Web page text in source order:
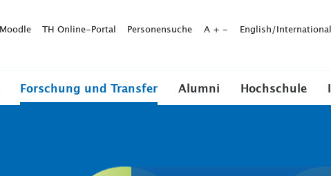
Moodle TH Online-Portal Personensuche A + - English/International
Forschung und Transfer Alumni Hochschule